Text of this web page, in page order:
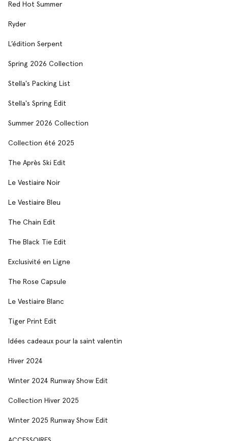
Red Hot Summer
Ryder
L’édition Serpent
Spring 2026 Collection
Stella's Packing List
Stella's Spring Edit
Summer 2026 Collection
Collection été 2025
The Après Ski Edit
Le Vestiaire Noir
Le Vestiaire Bleu
The Chain Edit
The Black Tie Edit
Exclusivité en Ligne
The Rose Capsule
Le Vestiaire Blanc
Tiger Print Edit
Idées cadeaux pour la saint valentin
Hiver 2024
Winter 2024 Runway Show Edit
Collection Hiver 2025
Winter 2025 Runway Show Edit